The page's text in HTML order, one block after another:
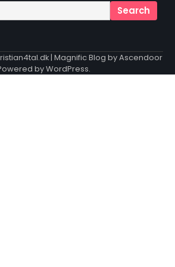
| Magnific Blog byAscendoor
byWordPress.